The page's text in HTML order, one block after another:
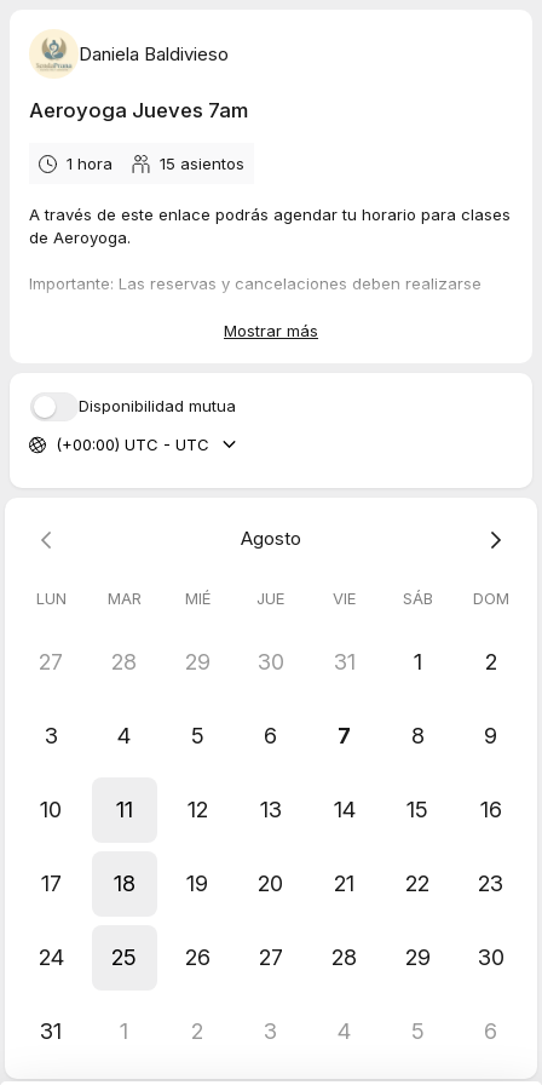
Daniela Baldivieso
Aeroyoga Jueves 7am
1 hora 15 asientos
A través de este enlace podrás agendar tu horario para clases
de Aeroyoga.
Importante: Las reservas y cancelaciones deben realizarse
Mostrar más
Disponibilidad mutua
(+00:00) UTC - UTC
Agosto
LUN MAR MIÉ JUE VIE SÁB DOM
27 28 29 30 31 1 2
3 4 5 6 7 8 9
10 11 12 13 14 15 16
17 18 19 20 21 22 23
24 25 26 27 28 29 30
31 1 2 3 4 5 6